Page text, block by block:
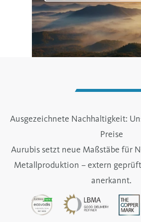
Ausgezeichnete Nachhaltigkeit:
Preise
Aurubis setzt neue Maßstäbe für
Metallproduktion – extern
anerkannt.